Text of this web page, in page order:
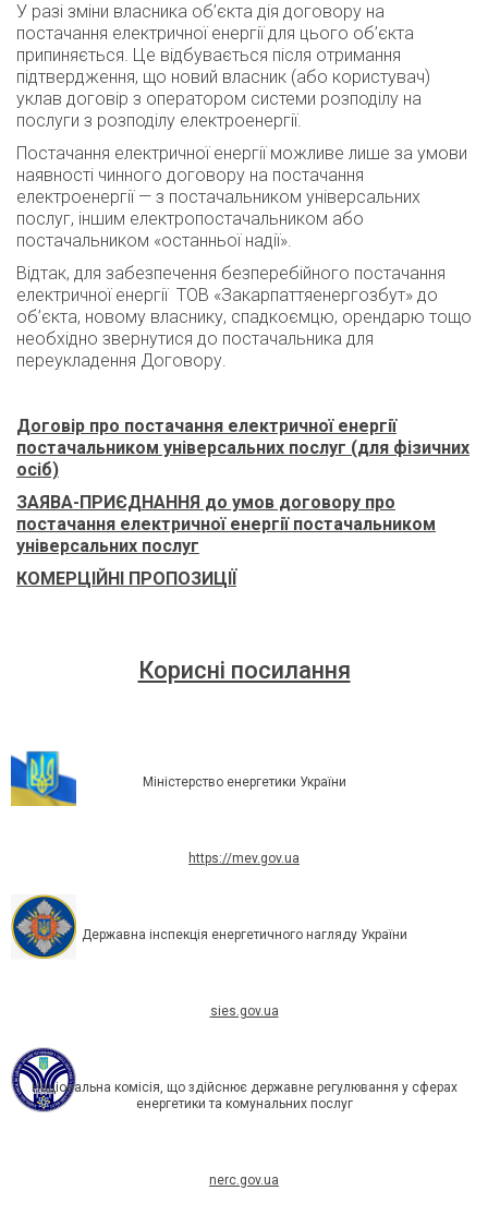
У разі зміни власника об’єкта дія договору на
постачання електричної енергії для цього об’єкта
припиняється. Це відбувається після отримання
підтвердження, що новий власник (або користувач)
уклав договір з оператором системи розподілу на
послуги з розподілу електроенергії.
Постачання електричної енергії можливе лише за умови
наявності чинного договору на постачання
електроенергії — з постачальником універсальних
послуг, іншим електропостачальником або
постачальником «останньої надії».
Відтак, для забезпечення безперебійного постачання
електричної енергії ТОВ «Закарпаттяенергозбут» до
об’єкта, новому власнику, спадкоємцю, орендарю тощо
необхідно звернутися до постачальника для
переукладення Договору.
Договір про постачання електричної енергії
постачальником універсальних послуг (для фізичних
осіб)
ЗАЯВА-ПРИЄДНАННЯ до умов договору про
постачання електричної енергії постачальником
універсальних послуг
КОМЕРЦІЙНІ ПРОПОЗИЦІЇ
Корисні посилання
Міністерство енергетики України
https://mev.gov.ua
Державна інспекція енергетичного нагляду України
sies.gov.ua
Національна комісія, що здійснює державне регулювання у сферах
енергетики та комунальних послуг
nerc.gov.ua